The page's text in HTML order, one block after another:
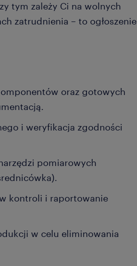
tym zależy Ci na wolnych
zatrudnienia – to ogłoszenie
oraz gotowych
i weryfikacja zgodności
pomiarowych
kontroli i raportowanie
w celu eliminowania